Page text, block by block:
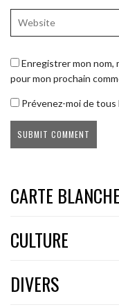
Enregistrer mon nom,
pour mon prochain
Prévenez-moi de
CARTE
CULTURE
DIVERS